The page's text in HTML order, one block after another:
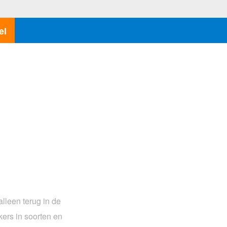
terug in de
in soorten en